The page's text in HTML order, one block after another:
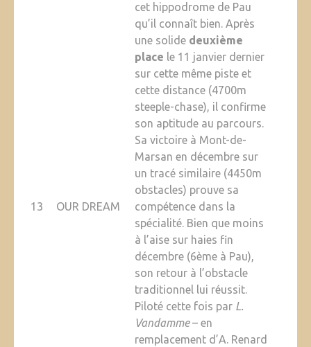
13 OUR DREAM
cet hippodrome de Pau
qu’il connaît bien. Après
une solide deuxième
place le 11 janvier dernier
sur cette même piste et
cette distance (4700m
steeple-chase), il confirme
son aptitude au parcours.
Sa victoire à Mont-de-
Marsan en décembre sur
un tracé similaire (4450m
obstacles) prouve sa
compétence dans la
spécialité. Bien que moins
à l’aise sur haies fin
décembre (6ème à Pau),
son retour à l’obstacle
traditionnel lui réussit.
Piloté cette fois par L.
Vandamme– en
remplacement d’A. Renard